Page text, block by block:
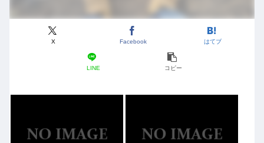
X Facebook はてブ
LINE コピー